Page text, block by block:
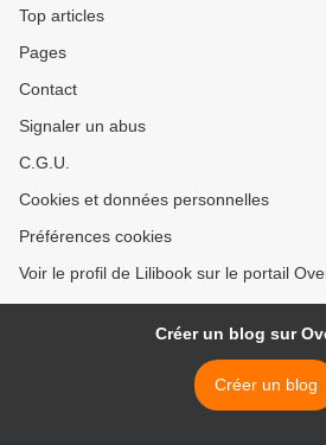
Top articles
Pages
Contact
Signaler un abus
C.G.U.
Cookies et données personnelles
Préférences cookies
Voir le profil de Lilibook sur le portail
Créer un blog sur
Créer un blog